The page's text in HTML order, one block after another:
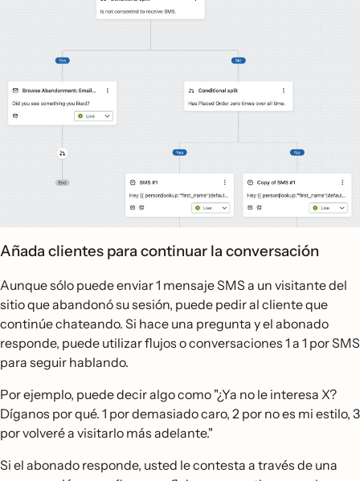
Añada clientes para continuar la conversación
Aunque sólo puede enviar 1 mensaje SMS a un visitante del
sitio que abandonó su sesión, puede pedir al cliente que
continúe chateando. Si hace una pregunta y el abonado
responde, puede utilizar flujos o conversaciones 1 a 1 por SMS
para seguir hablando.
Por ejemplo, puede decir algo como "¿Ya no le interesa X?
Díganos por qué. 1 por demasiado caro, 2 por no es mi estilo, 3
por volveré a visitarlo más adelante."
Si el abonado responde, usted le contesta a través de una